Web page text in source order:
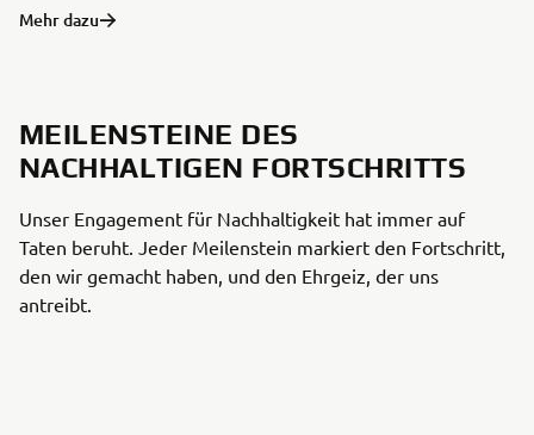
Mehr dazu
MEILENSTEINE DES
NACHHALTIGEN FORTSCHRITTS
Unser Engagement für Nachhaltigkeit hat immer auf
Taten beruht. Jeder Meilenstein markiert den Fortschritt,
den wir gemacht haben, und den Ehrgeiz, der uns
antreibt.